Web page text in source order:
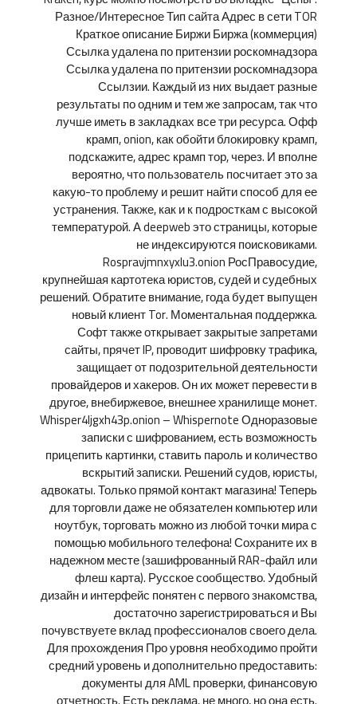
Разное/Интересное Тип сайта Адрес в сети TOR
Краткое описание Биржи Биржа (коммерция)
Ссылка удалена по притензии роскомнадзора
Ссылка удалена по притензии роскомнадзора
Ссылзии. Каждый из них выдает разные
результаты по одним и тем же запросам, так что
лучше иметь в закладках все три ресурса. Офф
крамп, onion, как обойти блокировку крамп,
подскажите, адрес крамп тор, через. И вполне
вероятно, что пользователь посчитает это за
какую-то проблему и решит найти способ для ее
устранения. Также, как и к подросткам с высокой
температурой. А deepweb это страницы, которые
не индексируются поисковиками.
Rospravjmnxyxlu3.onion РосПравосудие,
крупнейшая картотека юристов, судей и судебных
решений. Обратите внимание, года будет выпущен
новый клиент Tor. Моментальная поддержка.
Софт также открывает закрытые запретами
сайты, прячет IP, проводит шифровку трафика,
защищает от подозрительной деятельности
провайдеров и хакеров. Он их может перевести в
другое, внебиржевое, внешнее хранилище монет.
Whisper4ljgxh43p.onion – Whispernote Одноразовые
записки с шифрованием, есть возможность
прицепить картинки, ставить пароль и количество
вскрытий записки. Решений судов, юристы,
адвокаты. Только прямой контакт магазина! Теперь
для торговли даже не обязателен компьютер или
ноутбук, торговать можно из любой точки мира с
помощью мобильного телефона! Сохраните их в
надежном месте (зашифрованный RAR-файл или
флеш карта). Русское сообщество. Удобный
дизайн и интерфейс понятен с первого знакомства,
достаточно зарегистрироваться и Вы
почувствуете вклад профессионалов своего дела.
Для прохождения Про уровня необходимо пройти
средний уровень и дополнительно предоставить:
документы для AML проверки, финансовую